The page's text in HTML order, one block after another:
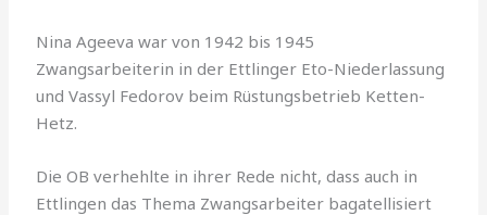
Nina Ageeva war von 1942 bis 1945
Zwangsarbeiterin in der Ettlinger Eto-Niederlassung
und Vassyl Fedorov beim Rüstungsbetrieb Ketten-
Hetz.
Die OB verhehlte in ihrer Rede nicht, dass auch in
Ettlingen das Thema Zwangsarbeiter bagatellisiert